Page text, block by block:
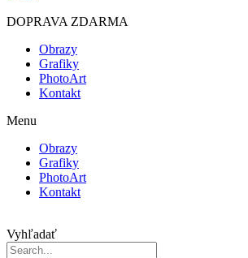
DOPRAVA ZDARMA
Obrazy
Grafiky
PhotoArt
Kontakt
Menu
Obrazy
Grafiky
PhotoArt
Kontakt
Vyhľadať